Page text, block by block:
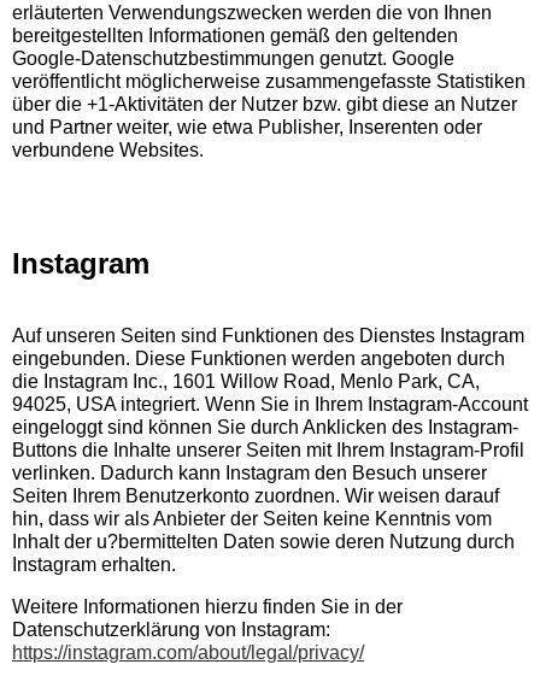
erläuterten Verwendungszwecken werden die von Ihnen
bereitgestellten Informationen gemäß den geltenden
Google-Datenschutzbestimmungen genutzt. Google
veröffentlicht möglicherweise zusammengefasste Statistiken
über die +1-Aktivitäten der Nutzer bzw. gibt diese an Nutzer
und Partner weiter, wie etwa Publisher, Inserenten oder
verbundene Websites.
Instagram
Auf unseren Seiten sind Funktionen des Dienstes Instagram
eingebunden. Diese Funktionen werden angeboten durch
die Instagram Inc., 1601 Willow Road, Menlo Park, CA,
94025, USA integriert. Wenn Sie in Ihrem Instagram-Account
eingeloggt sind können Sie durch Anklicken des Instagram-
Buttons die Inhalte unserer Seiten mit Ihrem Instagram-Profil
verlinken. Dadurch kann Instagram den Besuch unserer
Seiten Ihrem Benutzerkonto zuordnen. Wir weisen darauf
hin, dass wir als Anbieter der Seiten keine Kenntnis vom
Inhalt der u?bermittelten Daten sowie deren Nutzung durch
Instagram erhalten.
Weitere Informationen hierzu finden Sie in der
Datenschutzerklärung von Instagram:
https://instagram.com/about/legal/privacy/